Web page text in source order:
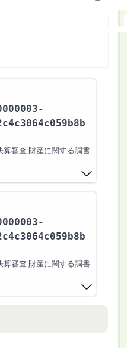
審査 財産に関する調書
審査 財産に関する調書